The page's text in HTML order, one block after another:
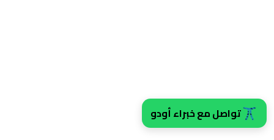
تواصل مع خبراء أودو